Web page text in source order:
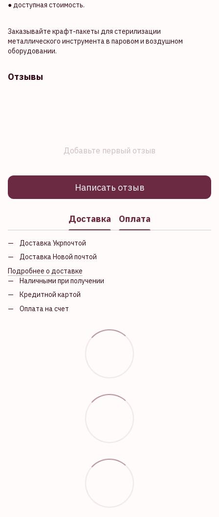
● доступная стоимость.
Заказывайте крафт-пакеты для стерилизации
металлического инструмента в паровом и воздушном
оборудовании.
Отзывы
Добавьте первый отзыв
Написать отзыв
Доставка Оплата
Доставка Укрпочтой
Доставка Новой почтой
Подробнее о доставке
Наличными при получении
Кредитной картой
Оплата на счет